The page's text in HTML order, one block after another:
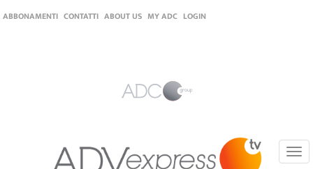
ABBONAMENTI CONTATTI ABOUT US MY ADC LOGIN